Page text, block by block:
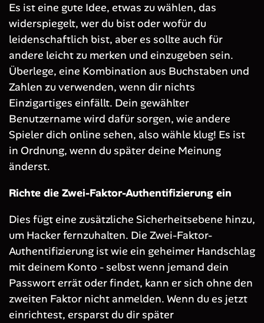
Es ist eine gute Idee, etwas zu wählen, das
widerspiegelt, wer du bist oder wofür du
leidenschaftlich bist, aber es sollte auch für
andere leicht zu merken und einzugeben sein.
Überlege, eine Kombination aus Buchstaben und
Zahlen zu verwenden, wenn dir nichts
Einzigartiges einfällt. Dein gewählter
Benutzername wird dafür sorgen, wie andere
Spieler dich online sehen, also wähle klug! Es ist
in Ordnung, wenn du später deine Meinung
änderst.
Richte die Zwei-Faktor-Authentifizierung ein
Dies fügt eine zusätzliche Sicherheitsebene hinzu,
um Hacker fernzuhalten. Die Zwei-Faktor-
Authentifizierung ist wie ein geheimer Handschlag
mit deinem Konto - selbst wenn jemand dein
Passwort errät oder findet, kann er sich ohne den
zweiten Faktor nicht anmelden. Wenn du es jetzt
einrichtest, ersparst du dir später